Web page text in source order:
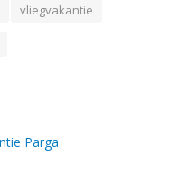
vliegvakantie